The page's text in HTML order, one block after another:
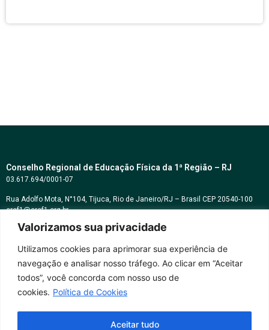
Valorizamos sua privacidade
Utilizamos cookies para aprimorar sua experiência de
navegação e analisar nosso tráfego. Ao clicar em “Aceitar
todos”, você concorda com nosso uso de
cookies. Política de Cookies
Aceitar tudo
Conselho Regional de Educação Física da 1ª Região – RJ
03.617.694/0001-07
Rua Adolfo Mota, N°104, Tijuca, Rio de Janeiro/RJ – Brasil CEP 20540-100
cref1@cref1.org.br
Assessoria de comunicação:
Horários de atendimento:
Whatsapp: (21) 2569-2398